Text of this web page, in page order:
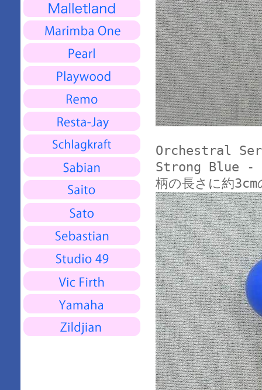
Orchestral
Strong Blue -
柄の長さに約